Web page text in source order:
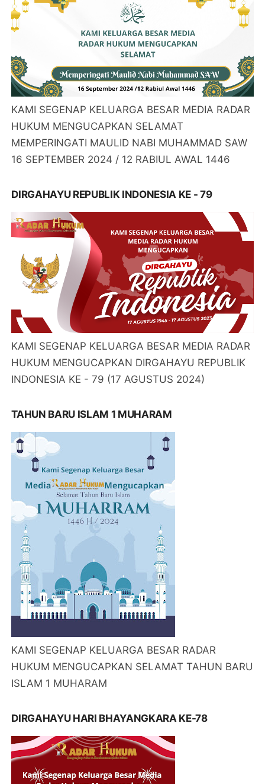
KAMI SEGENAP KELUARGA BESAR MEDIA RADAR
HUKUM MENGUCAPKAN SELAMAT
MEMPERINGATI MAULID NABI MUHAMMAD SAW
16 SEPTEMBER 2024 / 12 RABIUL AWAL 1446
DIRGAHAYU REPUBLIK INDONESIA KE - 79
KAMI SEGENAP KELUARGA BESAR MEDIA RADAR
HUKUM MENGUCAPKAN DIRGAHAYU REPUBLIK
INDONESIA KE - 79 (17 AGUSTUS 2024)
TAHUN BARU ISLAM 1 MUHARAM
KAMI SEGENAP KELUARGA BESAR RADAR
HUKUM MENGUCAPKAN SELAMAT TAHUN BARU
ISLAM 1 MUHARAM
DIRGAHAYU HARI BHAYANGKARA KE-78